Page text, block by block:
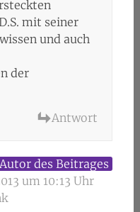
mit seiner
und auch
der
Antwort
des Beitrages
um 10:13 Uhr